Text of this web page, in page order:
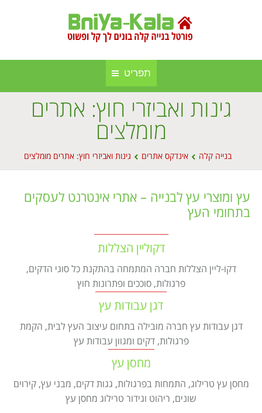
תפריט
בניה קלה
בנייה באלומיניום
סגירות חורף
סוככים
בנייה בעץ
מאמרים
צור קשר
חברות בנייה קלה ומתועשת
אינדקס אתרים
אודות הפורטל
מפת אתר
Israel construction
הוסף עסק
מדיניות הפרטיות
footer
גינות ואביזרי חוץ: אתרים
מומלצים
You are here:
בנייה קלה אינדקס אתרים גינות ואביזרי חוץ: אתרים מומלצים
עץ ומוצרי עץ לבנייה – אתרי אינטרנט לעסקים
בתחומי העץ
דקוליין הצללות
דקו-ליין הצללות חברה המתמחה בהתקנת כל סוגי הדקים,
פרגולות, סוככים ופתרונות חוץ
דגן עבודות עץ
דגן עבודות עץ חברה מובילה בתחום עיצוב העץ לבית, הקמת
פרגולות, דקים ומגוון עבודות עץ
מחסן עץ
מחסן עץ טרילוג, התמחות בפרגולות, גגות דקים, מבני עץ, קירוים
שונים, ריהוט וגידור טרילוג מחסן עץ